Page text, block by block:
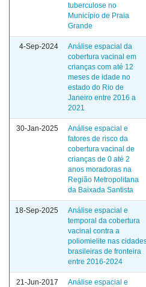
tuberculose no
Município de Praia
Grande
4-Sep-2024
Análise espacial da
cobertura vacinal em
crianças com até 12
meses de idade no
estado do Rio de
Janeiro entre 2016 a
2021
30-Jan-2025
Análise espacial e
fatores de risco da
cobertura vacinal de
crianças de 0 até 2
anos moradoras na
Região Metropolitana
da Baixada Santista
18-Sep-2025
Análise espacial e
temporal da cobertura
vacinal contra a
poliomielite nas
brasileiras de fronteira
entre 2016-2024
21-Jun-2017
Análise espacial e